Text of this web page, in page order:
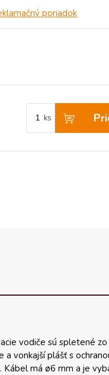
ks
poriadok
vodiče sú spletené
vonkajší plášť s
má ø6 mm a je